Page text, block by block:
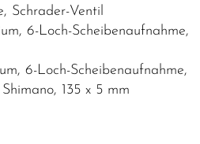
Schrader-Ventil
6-Loch-Scheibenaufnahme,
6-Loch-Scheibenaufnahme,
135 x 5 mm